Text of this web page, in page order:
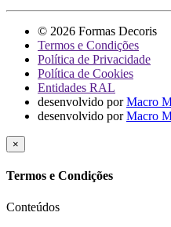
© 2026 Formas Decoris
Termos e Condições
Política de Privacidade
Política de Cookies
Entidades RAL
desenvolvido porMacro
desenvolvido porMacro
×
Termos e Condições
Conteúdos